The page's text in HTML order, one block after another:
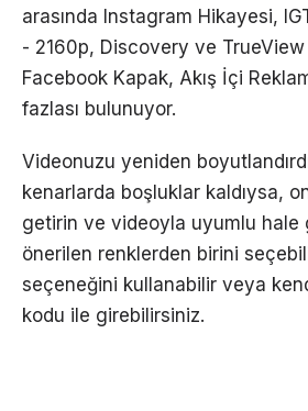
arasında Instagram Hikayesi,
- 2160p, Discovery ve TrueView
Facebook Kapak, Akış İçi
fazlası bulunuyor.
Videonuzu yeniden
kenarlarda boşluklar kaldıysa,
getirin ve videoyla uyumlu hale
önerilen renklerden birini
seçeneğini kullanabilir veya
kodu ile girebilirsiniz.